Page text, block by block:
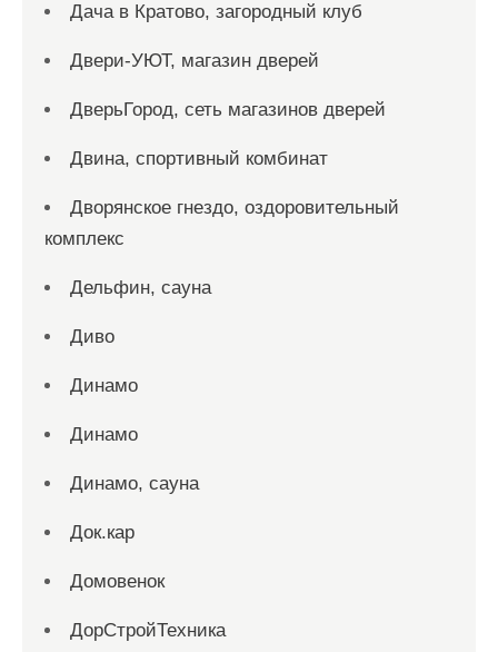
Дача в Кратово, загородный клуб
Двери-УЮТ, магазин дверей
ДверьГород, сеть магазинов дверей
Двина, спортивный комбинат
Дворянское гнездо, оздоровительный
комплекс
Дельфин, сауна
Диво
Динамо
Динамо
Динамо, сауна
Док.кар
Домовенок
ДорСтройТехника